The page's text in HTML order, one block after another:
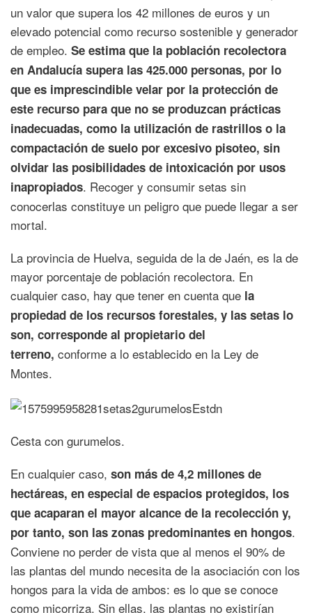
un valor que supera los 42 millones de euros y un
elevado potencial como recurso sostenible y generador
de empleo. Se estima que la población recolectora
en Andalucía supera las 425.000 personas, por lo
que es imprescindible velar por la protección de
este recurso para que no se produzcan prácticas
inadecuadas, como la utilización de rastrillos o la
compactación de suelo por excesivo pisoteo, sin
olvidar las posibilidades de intoxicación por usos
inapropiados. Recoger y consumir setas sin
conocerlas constituye un peligro que puede llegar a ser
mortal.
La provincia de Huelva, seguida de la de Jaén, es la de
mayor porcentaje de población recolectora. En
cualquier caso, hay que tener en cuenta que la
propiedad de los recursos forestales, y las setas lo
son, corresponde al propietario del
terreno, conforme a lo establecido en la Ley de
Montes.
Cesta con gurumelos.
En cualquier caso, son más de 4,2 millones de
hectáreas, en especial de espacios protegidos, los
que acaparan el mayor alcance de la recolección y,
por tanto, son las zonas predominantes en hongos.
Conviene no perder de vista que al menos el 90% de
las plantas del mundo necesita de la asociación con los
hongos para la vida de ambos: es lo que se conoce
como micorriza. Sin ellas, las plantas no existirían